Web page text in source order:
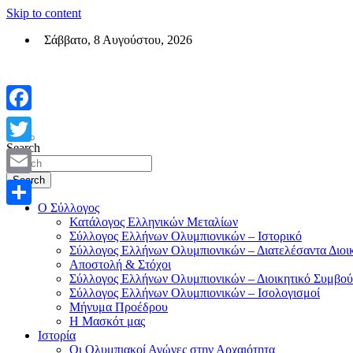
Skip to content
Σάββατο, 8 Αυγούστου, 2026
Επίσημη σελίδα του θεσμικού φορεά των Ελλήνων Ολυμπιονικών
Search
Search
Ο Σύλλογος
Κατάλογος Ελληνικών Μεταλίων
Σύλλογος Ελλήνων Ολυμπιονικών – Ιστορικό
Σύλλογος Ελλήνων Ολυμπιονικών – Διατελέσαντα
Αποστολή & Στόχοι
Σύλλογος Ελλήνων Ολυμπιονικών – Διοικητικό
Σύλλογος Ελλήνων Ολυμπιονικών – Ισολογισμοί
Μήνυμα Προέδρου
Η Μασκότ μας
Ιστορία
Οι Ολυμπιακοί Αγώνες στην Αρχαιότητα
Facebook
Twitter
Email
Μοιραστείτε